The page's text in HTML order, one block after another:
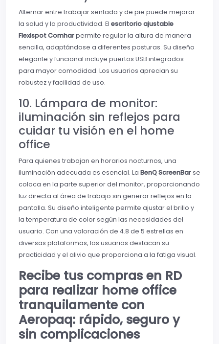
Alternar entre trabajar sentado y de pie puede mejorar
la salud y la productividad. El escritorio ajustable
Flexispot Comharpermite regular la altura de manera
sencilla, adaptándose a diferentes posturas. Su diseño
elegante y funcional incluye puertos USB integrados
para mayor comodidad. Los usuarios aprecian su
robustez y facilidad de uso.
10. Lámpara de monitor:
iluminación sin reflejos para
cuidar tu visión en el home
office
Para quienes trabajan en horarios nocturnos, una
iluminación adecuada es esencial. La BenQ ScreenBarse
coloca en la parte superior del monitor, proporcionando
luz directa al área de trabajo sin generar reflejos en la
pantalla. Su diseño inteligente permite ajustar el brillo y
la temperatura de color según las necesidades del
usuario. Con una valoración de 4.8 de 5 estrellas en
diversas plataformas, los usuarios destacan su
practicidad y el alivio que proporciona a la fatiga visual.
Recibe tus compras en RD
para realizar home office
tranquilamente con
Aeropaq: rápido, seguro y
sin complicaciones